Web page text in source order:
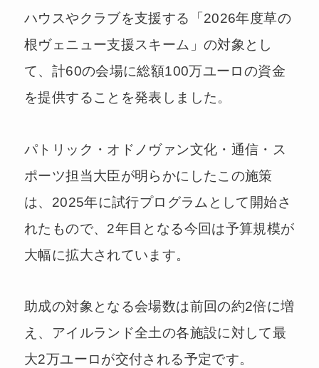
ハウスやクラブを支援する「2026年度草の
根ヴェニュー支援スキーム」の対象とし
て、計60の会場に総額100万ユーロの資金
を提供することを発表しました。
パトリック・オドノヴァン文化・通信・ス
ポーツ担当大臣が明らかにしたこの施策
は、2025年に試行プログラムとして開始さ
れたもので、2年目となる今回は予算規模が
大幅に拡大されています。
助成の対象となる会場数は前回の約2倍に増
え、アイルランド全土の各施設に対して最
大2万ユーロが交付される予定です。